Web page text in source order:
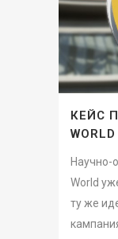
КЕЙС
WORLD
Научно-
World
ту же